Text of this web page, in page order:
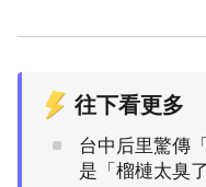
往下看更多
台中后里驚傳
是「榴槤太臭了